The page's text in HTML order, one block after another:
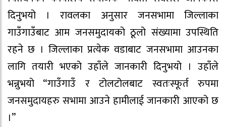
दिनुभयो । रावलका अनुसार जनसभामा जिल्लाका
गाउँगाउँबाट आम जनसमुदायको ठूलो संख्यामा उपस्थिति
रहने छ । जिल्लाका प्रत्येक वडाबाट जनसभामा आउनका
लागि तयारी भएको उहाँले जानकारी दिनुभयो । उहाँले
भन्नुभयो “गाउँगाउँ र टोलटोलबाट स्वतःस्फूर्त रुपमा
जनसमुदायहरु सभामा आउने हामीलाई जानकारी आएको छ
।”